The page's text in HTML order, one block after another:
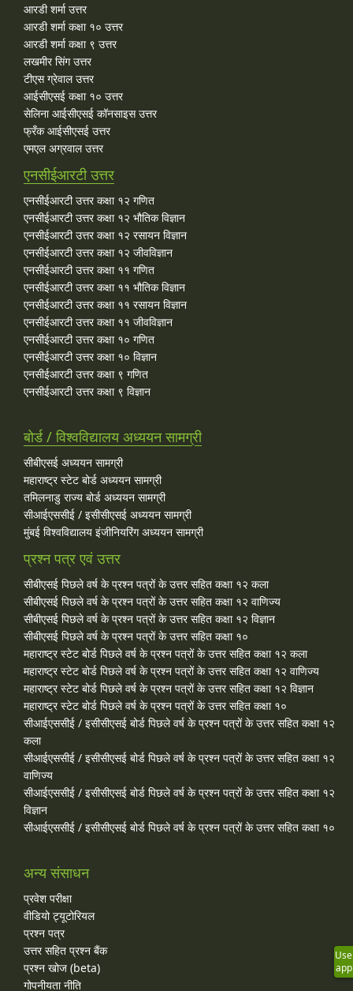
आरडी शर्मा उत्तर
आरडी शर्मा कक्षा १० उत्तर
आरडी शर्मा कक्षा ९ उत्तर
लखमीर सिंग उत्तर
टीएस ग्रेवाल उत्तर
आईसीएसई कक्षा १० उत्तर
सेलिना आईसीएसई कॉनसाइस उत्तर
फ्रँक आईसीएसई उत्तर
एमएल अग्रवाल उत्तर
एनसीईआरटी उत्तर
एनसीईआरटी उत्तर कक्षा १२ गणित
एनसीईआरटी उत्तर कक्षा १२ भौतिक विज्ञान
एनसीईआरटी उत्तर कक्षा १२ रसायन विज्ञान
एनसीईआरटी उत्तर कक्षा १२ जीवविज्ञान
एनसीईआरटी उत्तर कक्षा ११ गणित
एनसीईआरटी उत्तर कक्षा ११ भौतिक विज्ञान
एनसीईआरटी उत्तर कक्षा ११ रसायन विज्ञान
एनसीईआरटी उत्तर कक्षा ११ जीवविज्ञान
एनसीईआरटी उत्तर कक्षा १० गणित
एनसीईआरटी उत्तर कक्षा १० विज्ञान
एनसीईआरटी उत्तर कक्षा ९ गणित
एनसीईआरटी उत्तर कक्षा ९ विज्ञान
बोर्ड / विश्वविद्यालय अध्ययन सामग्री
सीबीएसई अध्ययन सामग्री
महाराष्ट्र स्टेट बोर्ड अध्ययन सामग्री
तमिलनाडु राज्य बोर्ड अध्ययन सामग्री
सीआईएससीई / इसीसीएसई अध्ययन सामग्री
मुंबई विश्वविद्यालय इंजीनियरिंग अध्ययन सामग्री
प्रश्न पत्र एवं उत्तर
सीबीएसई पिछले वर्ष के प्रश्न पत्रों के उत्तर सहित कक्षा १२ कला
सीबीएसई पिछले वर्ष के प्रश्न पत्रों के उत्तर सहित कक्षा १२ वाणिज्य
सीबीएसई पिछले वर्ष के प्रश्न पत्रों के उत्तर सहित कक्षा १२ विज्ञान
सीबीएसई पिछले वर्ष के प्रश्न पत्रों के उत्तर सहित कक्षा १०
महाराष्ट्र स्टेट बोर्ड पिछले वर्ष के प्रश्न पत्रों के उत्तर सहित कक्षा १२ कला
महाराष्ट्र स्टेट बोर्ड पिछले वर्ष के प्रश्न पत्रों के उत्तर सहित कक्षा १२ वाणिज्य
महाराष्ट्र स्टेट बोर्ड पिछले वर्ष के प्रश्न पत्रों के उत्तर सहित कक्षा १२ विज्ञान
महाराष्ट्र स्टेट बोर्ड पिछले वर्ष के प्रश्न पत्रों के उत्तर सहित कक्षा १०
सीआईएससीई / इसीसीएसई बोर्ड पिछले वर्ष के प्रश्न पत्रों के उत्तर सहित कक्षा १२
कला
सीआईएससीई / इसीसीएसई बोर्ड पिछले वर्ष के प्रश्न पत्रों के उत्तर सहित कक्षा १२
वाणिज्य
सीआईएससीई / इसीसीएसई बोर्ड पिछले वर्ष के प्रश्न पत्रों के उत्तर सहित कक्षा १२
विज्ञान
सीआईएससीई / इसीसीएसई बोर्ड पिछले वर्ष के प्रश्न पत्रों के उत्तर सहित कक्षा १०
अन्य संसाधन
प्रवेश परीक्षा
वीडियो ट्यूटोरियल
प्रश्न पत्र
उत्तर सहित प्रश्न बैंक
प्रश्न खोज (beta)
गोपनीयता नीति
Use
app